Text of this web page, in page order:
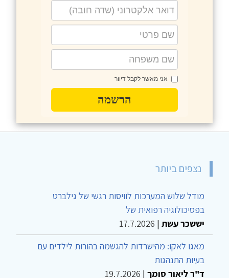
אני מאשר לקבל דיוור
הרשמה
נצפים ביותר
מודל שלוש המערכות לוויסות רגשי של גילברט
בפסיכולוגיה רפואית של
יששכר עשת |
17.7.2026
מאגו לאקו: מהישרדות להגשמה בהורות לילדים עם
בעיות התנהגות
ד"ר ליאור סומך |
19.7.2026